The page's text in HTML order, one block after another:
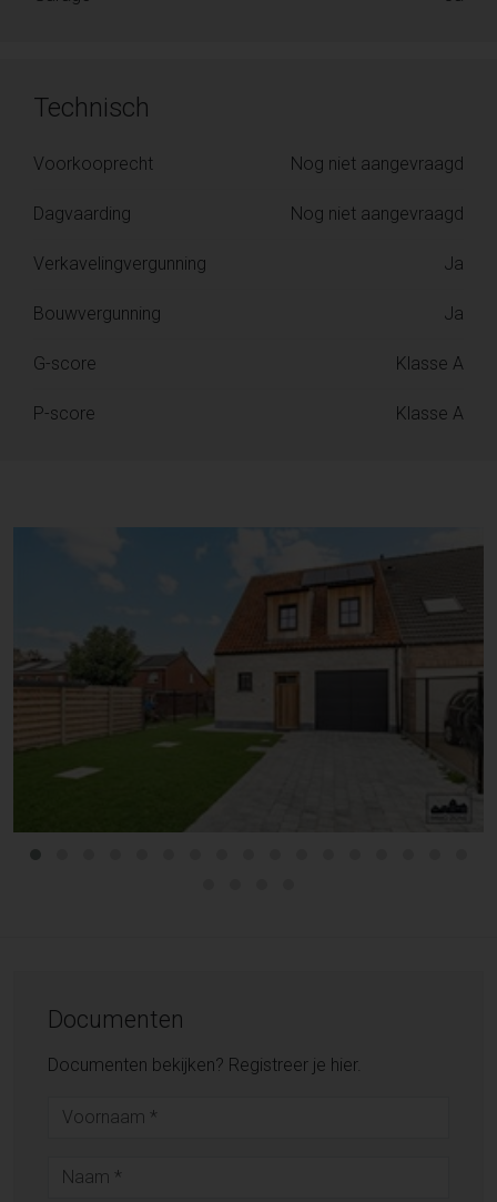
Technisch
Voorkooprecht Nog niet aangevraagd
Dagvaarding Nog niet aangevraagd
Verkavelingvergunning Ja
Bouwvergunning Ja
G-score Klasse A
P-score Klasse A
Documenten
Documenten bekijken? Registreer je hier.